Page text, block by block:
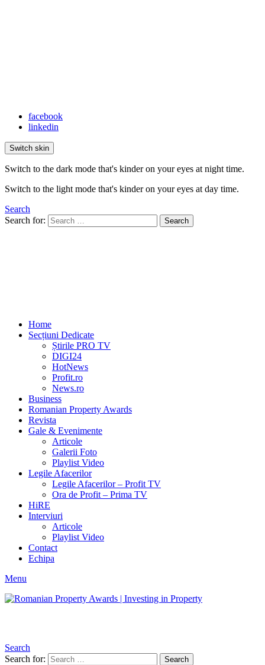
facebook
linkedin
Switch skin
Switch to the dark mode that's kinder on your eyes at night time.
Switch to the light mode that's kinder on your eyes at day time.
Search
Search for:
Search
Home
Secțiuni Dedicate
Știrile PRO TV
DIGI24
HotNews
Profit.ro
News.ro
Business
Romanian Property Awards
Revista
Gale & Evenimente
Articole
Galerii Foto
Playlist Video
Legile Afacerilor
Legile Afacerilor – Profit TV
Ora de Profit – Prima TV
HiRE
Interviuri
Articole
Playlist Video
Contact
Echipa
Menu
Search
Search for:
Search